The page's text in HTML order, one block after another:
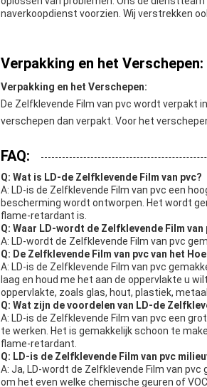
naverkoopdienst voorzien. Wij verstrekken
Verpakking en het Verschepen:
Verpakking en het Verschepen:
De Zelfklevende Film van pvc wordt verpakt
verschepen dan verpakt. Voor het
FAQ:
Q: Wat is LD-de Zelfklevende Film van pvc?
A: LD-is de Zelfklevende Film van pvc een
bescherming wordt ontworpen. Het wordt
flame-retardant is.
Q: Waar LD-wordt de Zelfklevende Film van
A: LD-wordt de Zelfklevende Film van pvc
Q: De Zelfklevende Film van pvc van het
A: LD-is de Zelfklevende Film van pvc
laag en houd me het aan de oppervlakte u
oppervlakte, zoals glas, hout, plastiek,
Q: Wat zijn de voordelen van LD-de
A: LD-is de Zelfklevende Film van pvc een
te werken. Het is gemakkelijk schoon te
flame-retardant.
Q: LD-is de Zelfklevende Film van pvc
A: Ja, LD-wordt de Zelfklevende Film van
om het even welke chemische geuren of